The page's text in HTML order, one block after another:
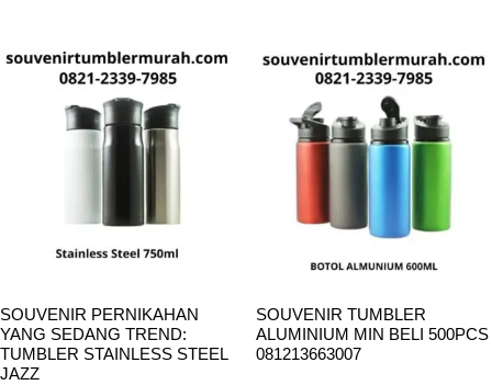
SOUVENIR PERNIKAHAN
YANG SEDANG TREND:
TUMBLER STAINLESS STEEL
JAZZ
SOUVENIR TUMBLER
ALUMINIUM MIN BELI 500PCS
081213663007